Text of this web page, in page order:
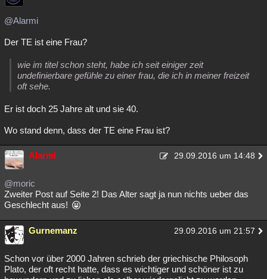
@Alarmi
Der TE ist eine Frau?
wie im titel schon steht, habe ich seit einiger zeit
undefinierbare gefühle zu einer frau, die ich in meiner freizeit
oft sehe.
Er ist doch 25 Jahre alt und sie 40.
Wo stand denn, dass der TE eine Frau ist?
Alarmi 29.09.2016 um 14:48
@moric
Zweiter Post auf Seite 2! Das Alter sagt ja nun nichts ueber das
Geschlecht aus!
Gurnemanz 29.09.2016 um 21:57
Schon vor über 2000 Jahren schrieb der griechische Philosoph
Plato, der oft recht hatte, dass es wichtiger und schöner ist zu